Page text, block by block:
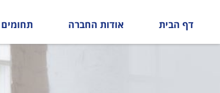
דף הבית אודות החברה תחומים